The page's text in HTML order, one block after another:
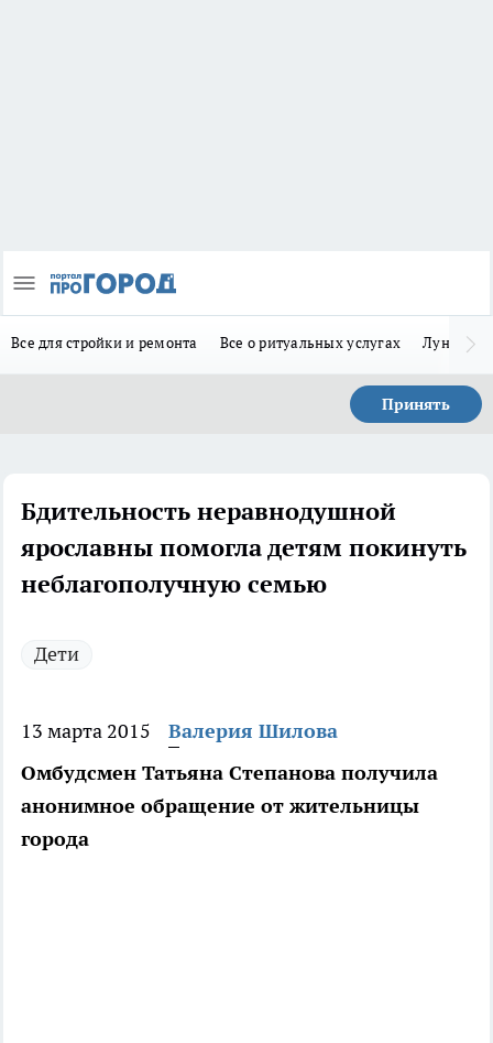
Все для стройки и ремонта Все о ритуальных услугах Лунно-
Принять
Бдительность неравнодушной
ярославны помогла детям покинуть
неблагополучную семью
Дети
13 марта 2015
Валерия Шилова
Омбудсмен Татьяна Степанова получила
анонимное обращение от жительницы
города